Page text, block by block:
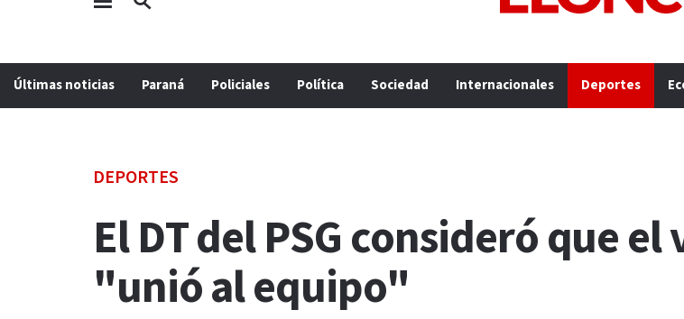
Últimas noticias Paraná Policiales Política Sociedad Internacionales Deportes
DEPORTES
El DT del PSG consideró que
"unió al equipo"